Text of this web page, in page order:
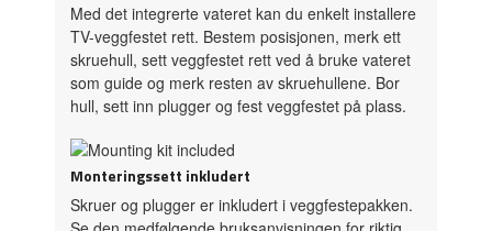
Med det integrerte vateret kan du enkelt installere
TV-veggfestet rett. Bestem posisjonen, merk ett
skruehull, sett veggfestet rett ved å bruke vateret
som guide og merk resten av skruehullene. Bor
hull, sett inn plugger og fest veggfestet på plass.
Monteringssett inkludert
Skruer og plugger er inkludert i veggfestepakken.